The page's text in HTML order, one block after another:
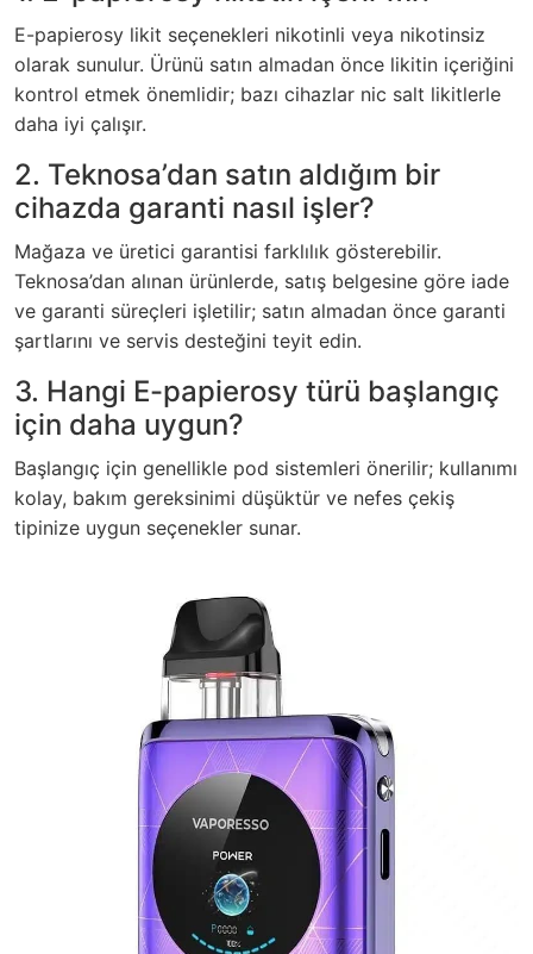
E-papierosy likit seçenekleri nikotinli veya nikotinsiz
olarak sunulur. Ürünü satın almadan önce likitin içeriğini
kontrol etmek önemlidir; bazı cihazlar nic salt likitlerle
daha iyi çalışır.
2. Teknosa’dan satın aldığım bir
cihazda garanti nasıl işler?
Mağaza ve üretici garantisi farklılık gösterebilir.
Teknosa’dan alınan ürünlerde, satış belgesine göre iade
ve garanti süreçleri işletilir; satın almadan önce garanti
şartlarını ve servis desteğini teyit edin.
3. Hangi E-papierosy türü başlangıç
için daha uygun?
Başlangıç için genellikle pod sistemleri önerilir; kullanımı
kolay, bakım gereksinimi düşüktür ve nefes çekiş
tipinize uygun seçenekler sunar.